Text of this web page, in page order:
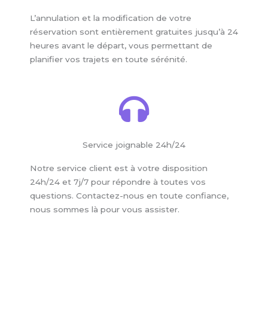
L’annulation et la modification de votre
réservation sont entièrement gratuites jusqu’à 24
heures avant le départ, vous permettant de
planifier vos trajets en toute sérénité.
Service joignable 24h/24
Notre service client est à votre disposition
24h/24 et 7j/7 pour répondre à toutes vos
questions. Contactez-nous en toute confiance,
nous sommes là pour vous assister.